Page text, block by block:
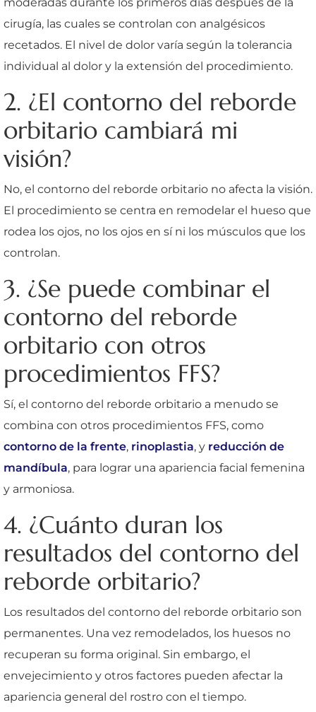
cirugía, las cuales se controlan con analgésicos
recetados. El nivel de dolor varía según la tolerancia
individual al dolor y la extensión del procedimiento.
2. ¿El contorno del reborde
orbitario cambiará mi
visión?
No, el contorno del reborde orbitario no afecta la visión.
El procedimiento se centra en remodelar el hueso que
rodea los ojos, no los ojos en sí ni los músculos que los
controlan.
3. ¿Se puede combinar el
contorno del reborde
orbitario con otros
procedimientos FFS?
Sí, el contorno del reborde orbitario a menudo se
combina con otros procedimientos FFS, como
contorno de la frente, rinoplastia, y reducción de
mandíbula, para lograr una apariencia facial femenina
y armoniosa.
4. ¿Cuánto duran los
resultados del contorno del
reborde orbitario?
Los resultados del contorno del reborde orbitario son
permanentes. Una vez remodelados, los huesos no
recuperan su forma original. Sin embargo, el
envejecimiento y otros factores pueden afectar la
apariencia general del rostro con el tiempo.